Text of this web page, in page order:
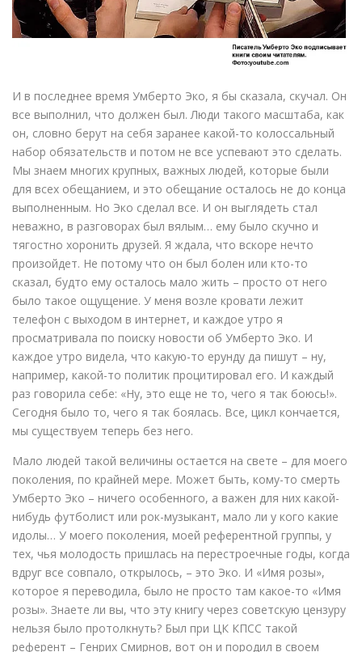
И в последнее время Умберто Эко, я бы сказала, скучал. Он
все выполнил, что должен был. Люди такого масштаба, как
он, словно берут на себя заранее какой-то колоссальный
набор обязательств и потом не все успевают это сделать.
Мы знаем многих крупных, важных людей, которые были
для всех обещанием, и это обещание осталось не до конца
выполненным. Но Эко сделал все. И он выглядеть стал
неважно, в разговорах был вялым… ему было скучно и
тягостно хоронить друзей. Я ждала, что вскоре нечто
произойдет. Не потому что он был болен или кто-то
сказал, будто ему осталось мало жить – просто от него
было такое ощущение. У меня возле кровати лежит
телефон с выходом в интернет, и каждое утро я
просматривала по поиску новости об Умберто Эко. И
каждое утро видела, что какую-то ерунду да пишут – ну,
например, какой-то политик процитировал его. И каждый
раз говорила себе: «Ну, это еще не то, чего я так боюсь!».
Сегодня было то, чего я так боялась. Все, цикл кончается,
мы существуем теперь без него.
Мало людей такой величины остается на свете – для моего
поколения, по крайней мере. Может быть, кому-то смерть
Умберто Эко – ничего особенного, а важен для них какой-
нибудь футболист или рок-музыкант, мало ли у кого какие
идолы… У моего поколения, моей референтной группы, у
тех, чья молодость пришлась на перестроечные годы, когда
вдруг все совпало, открылось, – это Эко. И «Имя розы»,
которое я переводила, было не просто там какое-то «Имя
розы». Знаете ли вы, что эту книгу через советскую цензуру
нельзя было протолкнуть? Был при ЦК КПСС такой
референт – Генрих Смирнов, вот он и породил в своем